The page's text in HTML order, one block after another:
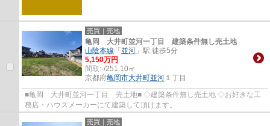
売買｜売地
亀岡 大井町並河一丁目 建築条件無し売土地
山陰本線 「並河 」駅 徒歩5分
5,150万円
間取:-/251.10㎡
京都府亀岡市大井町並河 １丁目
■亀岡 大井町並河一丁目 売土地■ ◇建築条件無し売土地 ◇お好きな工
務店・ハウスメーカーにて建築して頂けます。
売買｜売地